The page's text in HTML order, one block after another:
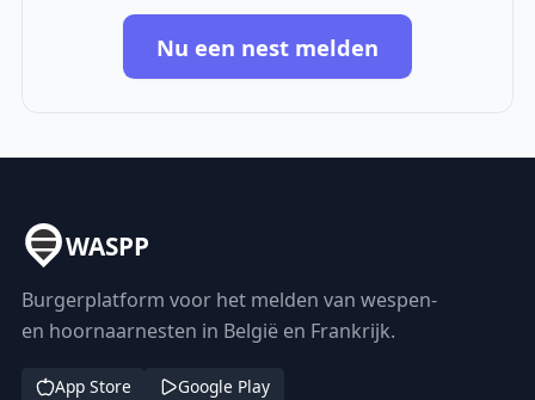
Nu een nest melden
WASPP
Burgerplatform voor het melden van wespen-
en hoornaarnesten in België en Frankrijk.
App Store Google Play